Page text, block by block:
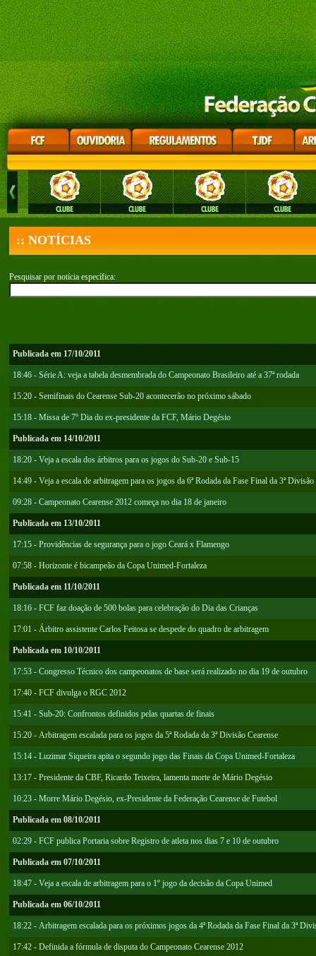
:: NOTÍCIAS
Pesquisar por notícia específica:
Publicada em 17/10/2011
18:46 - Série A: veja a tabela desmembrada do Campeonato Brasileiro até a 37ª rodada
15:20 - Semifinais do Cearense Sub-20 acontecerão no próximo sábado
15:18 - Missa de 7º Dia do ex-presidente da FCF, Mário Degésio
Publicada em 14/10/2011
18:20 - Veja a escala dos árbitros para os jogos do Sub-20 e Sub-15
14:49 - Veja a escala de arbitragem para os jogos da 6ª Rodada da Fase Final da 3ª Divisão
09:28 - Campeonato Cearense 2012 começa no dia 18 de janeiro
Publicada em 13/10/2011
17:15 - Providências de segurança para o jogo Ceará x Flamengo
07:58 - Horizonte é bicampeão da Copa Unimed-Fortaleza
Publicada em 11/10/2011
18:16 - FCF faz doação de 500 bolas para celebração do Dia das Crianças
17:01 - Árbitro assistente Carlos Feitosa se despede do quadro de arbitragem
Publicada em 10/10/2011
17:53 - Congresso Técnico dos campeonatos de base será realizado no dia 19 de outubro
17:40 - FCF divulga o RGC 2012
15:41 - Sub-20: Confrontos definidos pelas quartas de finais
15:20 - Arbitragem escalada para os jogos da 5ª Rodada da 3ª Divisão Cearense
15:14 - Luzimar Siqueira apita o segundo jogo das Finais da Copa Unimed-Fortaleza
13:17 - Presidente da CBF, Ricardo Teixeira, lamenta morte de Mário Degésio
10:23 - Morre Mário Degésio, ex-Presidente da Federação Cearense de Futebol
Publicada em 08/10/2011
02:29 - FCF publica Portaria sobre Registro de atleta nos dias 7 e 10 de outubro
Publicada em 07/10/2011
18:47 - Veja a escala de arbitragem para o 1º jogo da decisão da Copa Unimed
Publicada em 06/10/2011
18:22 - Arbitragem escalada para os próximos jogos da 4ª Rodada da Fase Final da 3ª
17:42 - Definida a fórmula de disputa do Campeonato Cearense 2012